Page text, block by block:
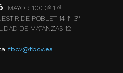
MAYOR 100 3º 17ª
DE POBLET 14 1ª 3º
DE MATANZAS 12
fbcv@fbcv.es